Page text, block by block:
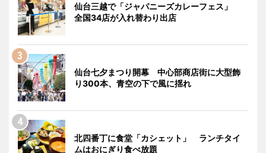
仙台三越で「ジャパニーズカレーフェス」
全国34店が入れ替わり出店
仙台七夕まつり開幕 中心部商店街に大型飾
り300本、青空の下で風に揺れ
北四番丁に食堂「カシェット」 ランチタイ
ムはおにぎり食べ放題